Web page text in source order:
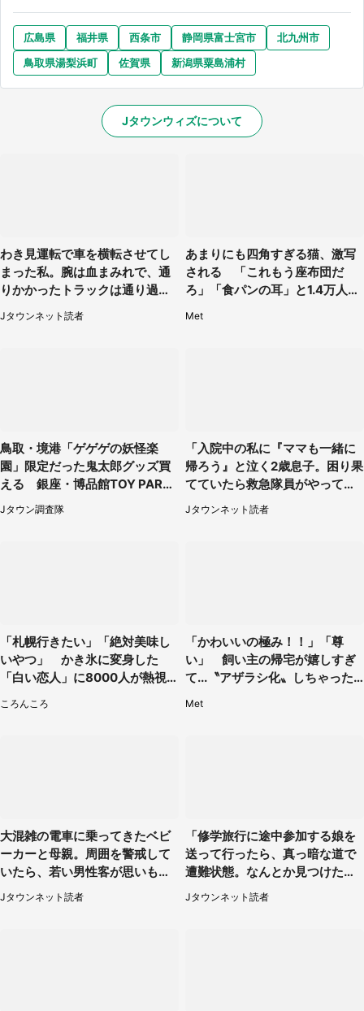
広島県 福井県 西条市 静岡県富士宮市
北九州市
鳥取県湯梨浜町
佐賀県 新潟県粟島浦村
Jタウンウィズについて
わき見運転で車を横転させてし
まった私。腕は血まみれで、通
りかかったトラックは通り過ぎ
ていき...（福岡県・30代女性）
Jタウンネット読者
あまりにも四角すぎる猫、激写
される 「これもう座布団だ
ろ」「食パンの耳」と1.4万人困
Met
鳥取・境港「ゲゲゲの妖怪楽
園」限定だった鬼太郎グッズ買
える 銀座・博品館TOY PARK
へ急げ【8／8～31】
Jタウン調査隊
「入院中の私に『ママも一緒に
帰ろう』と泣く2歳息子。困り果
てていたら救急隊員がやってき
て...」（大阪府・50代女性）
Jタウンネット読者
「札幌行きたい」「絶対美味し
いやつ」 かき氷に変身した
「白い恋人」に8000人が熱視
ころんころ
「かわいいの極み！！」「尊
い」 飼い主の帰宅が嬉しすぎ
て...〝アザラシ化〟しちゃった
Met
大混雑の電車に乗ってきたベビ
ーカーと母親。周囲を警戒して
いたら、若い男性客が思いもよ
らぬ行動に（東京都・50代女
性）
Jタウンネット読者
「修学旅行に途中参加する娘を
送って行ったら、真っ暗な道で
遭難状態。なんとか見つけた民
家に助けを求めると、住人の男
性が...」
Jタウンネット読者